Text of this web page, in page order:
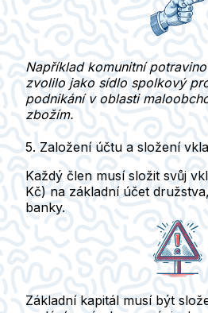
Například komunitní
zvolilo jako sídlo spolkový
podnikání v oblasti
zbožím.
5. Založení účtu a složení
Každý člen musí složit svůj
Kč) na základní účet družstva
banky.
Základní kapitál musí být